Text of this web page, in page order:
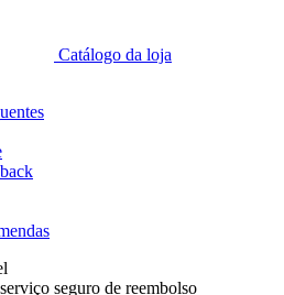
Catálogo da loja
serviço seguro de reembolso